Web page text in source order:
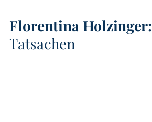
Florentina Holzinger:
Tatsachen